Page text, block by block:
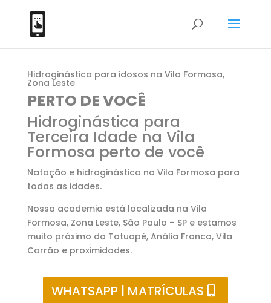
Hidroginástica para idosos na Vila Formosa,
Zona Leste
PERTO DE VOCÊ
Hidroginástica para
Terceira Idade na Vila
Formosa perto de você
Natação e hidroginástica na Vila Formosa para
todas as idades.
Nossa academia está localizada na Vila
Formosa, Zona Leste, São Paulo – SP e estamos
muito próximo do Tatuapé, Anália Franco, Vila
Carrão e proximidades.
WHATSAPP | MATRÍCULAS